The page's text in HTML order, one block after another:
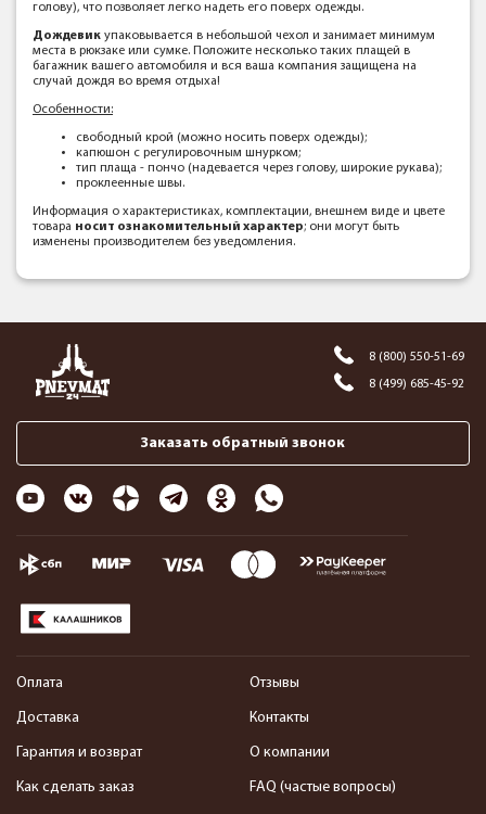
голову), что позволяет легко надеть его поверх одежды.
Дождевик упаковывается в небольшой чехол и занимает минимум
места в рюкзаке или сумке. Положите несколько таких плащей в
багажник вашего автомобиля и вся ваша компания защищена на
случай дождя во время отдыха!
Особенности:
свободный крой (можно носить поверх одежды);
капюшон с регулировочным шнурком;
тип плаща - пончо (надевается через голову, широкие рукава);
проклеенные швы.
Информация о характеристиках, комплектации, внешнем виде и цвете
товара носит ознакомительный характер; они могут быть
изменены производителем без уведомления.
8 (800) 550-51-69
8 (499) 685-45-92
Заказать обратный звонок
Оплата
Доставка
Гарантия и возврат
Как сделать заказ
Отзывы
Контакты
О компании
FAQ (частые вопросы)